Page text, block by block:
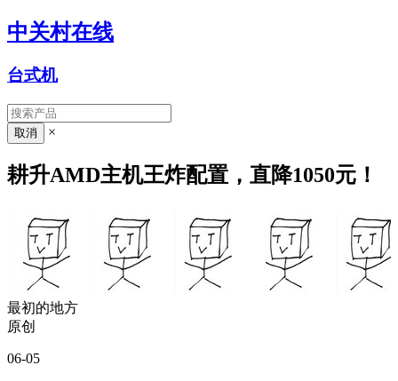
中关村在线
台式机
×
耕升AMD主机王炸配置，直降1050元！
最初的地方
原创
06-05